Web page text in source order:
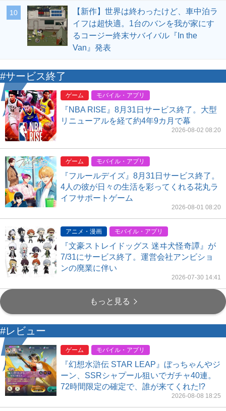
10
【新作】世界は終わったけど、車中泊ラ
イフは超快適。1台のバンを我が家にす
るコージー終末サバイバル『In the
Van』発表
#サービス終了
ゲーム モバイル・アプリ
『NBA RISE』8月31日サービス終了。大型
リニューアルを経て約4年9カ月で幕
2026-08-02 08:20
ゲーム モバイル・アプリ
『フルールデイズ』8月31日サービス終了。
4人の彼が日々の生活を彩ってくれる花丸ラ
イフサポートゲーム
2026-08-01 08:20
アニメ・漫画 モバイル・アプリ
『文豪ストレイドッグス 迷ヰ犬怪奇譚』が
7/31にサービス終了。運営会社アンビショ
ンの廃業に伴い
2026-07-30 14:41
もっと見る
#レビュー
ゲーム モバイル・アプリ
『幻想水滸伝 STAR LEAP』ぼっちゃんやジ
ーン、SSRシャプール狙いでガチャ40連。
72時間限定の確定で、誰が来てくれた!?
2026-08-08 18:25